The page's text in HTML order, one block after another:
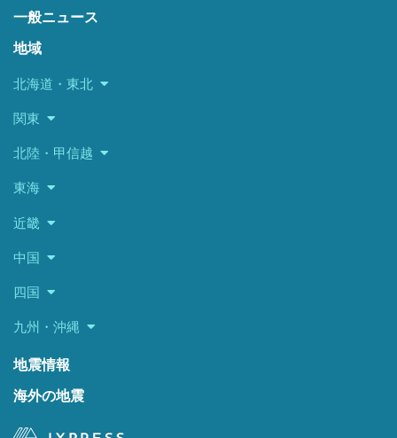
一般ニュース
地域
北海道・東北
関東
北陸・甲信越
東海
近畿
中国
四国
九州・沖縄
地震情報
海外の地震